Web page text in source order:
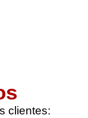
clientes: